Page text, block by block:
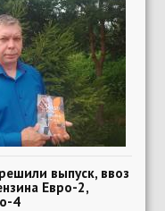
выпуск, ввоз
Евро-2,
4